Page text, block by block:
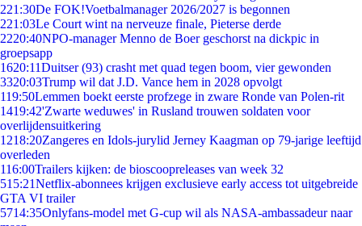
221:30De FOK!Voetbalmanager 2026/2027 is begonnen
221:03Le Court wint na nerveuze finale, Pieterse derde
2220:40NPO-manager Menno de Boer geschorst na dickpic in
groepsapp
1620:11Duitser (93) crasht met quad tegen boom, vier gewonden
3320:03Trump wil dat J.D. Vance hem in 2028 opvolgt
119:50Lemmen boekt eerste profzege in zware Ronde van Polen-rit
1419:42'Zwarte weduwes' in Rusland trouwen soldaten voor
overlijdensuitkering
1218:20Zangeres en Idols-jurylid Jerney Kaagman op 79-jarige leeftijd
overleden
116:00Trailers kijken: de bioscoopreleases van week 32
515:21Netflix-abonnees krijgen exclusieve early access tot uitgebreide
GTA VI trailer
5714:35Onlyfans-model met G-cup wil als NASA-ambassadeur naar